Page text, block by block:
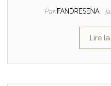
Par FANDRESENA
Lire